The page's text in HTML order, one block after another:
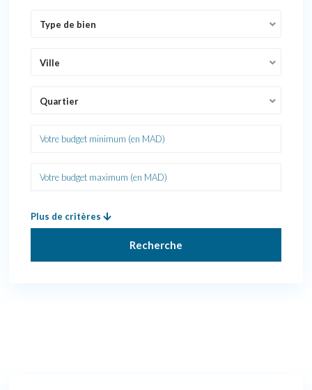
Type de bien
Ville
Quartier
Plus de critères
Recherche